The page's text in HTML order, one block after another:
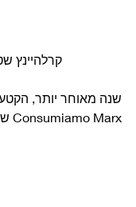
קרלהיינץ
Consumiamo Marx של לואיג’י נונו.